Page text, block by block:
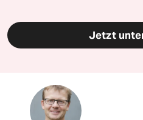
Jetzt